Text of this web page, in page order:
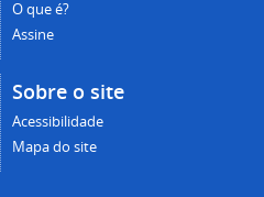
O que é?
Assine
Sobre o site
Acessibilidade
Mapa do site